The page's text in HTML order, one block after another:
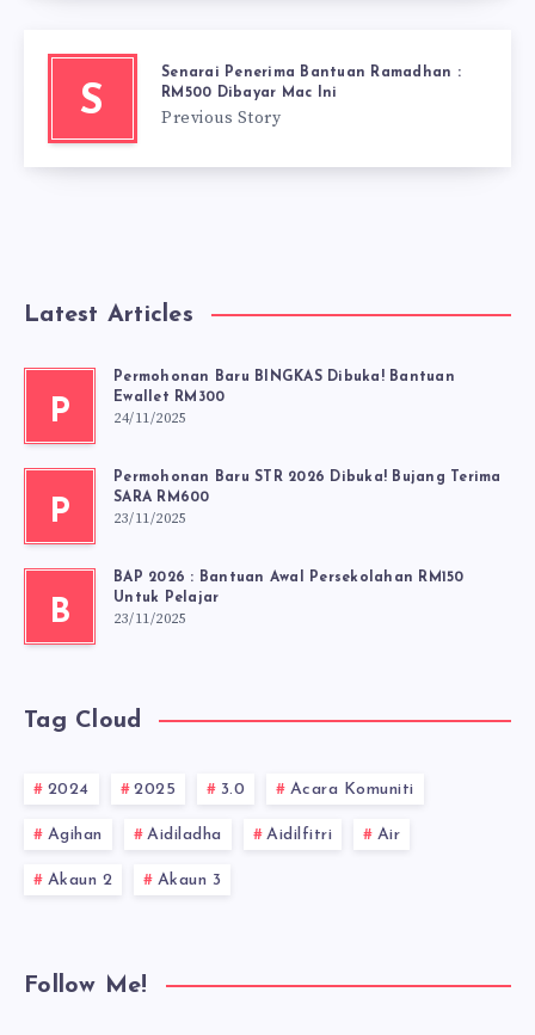
S
Senarai Penerima Bantuan Ramadhan :
RM500 Dibayar Mac Ini
Previous Story
Latest Articles
P
Permohonan Baru BINGKAS Dibuka! Bantuan
Ewallet RM300
24/11/2025
P
Permohonan Baru STR 2026 Dibuka! Bujang Terima
SARA RM600
23/11/2025
B
BAP 2026 : Bantuan Awal Persekolahan RM150
Untuk Pelajar
23/11/2025
Tag Cloud
2024 2025 3.0 Acara Komuniti
Agihan Aidiladha Aidilfitri Air
Akaun 2 Akaun 3
Follow Me!